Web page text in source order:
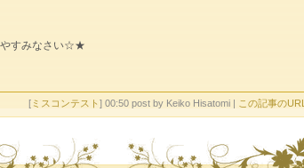
やすみなさい☆★
[ ミスコンテスト ] 00:50 post by Keiko Hisatomi | この記事のURL